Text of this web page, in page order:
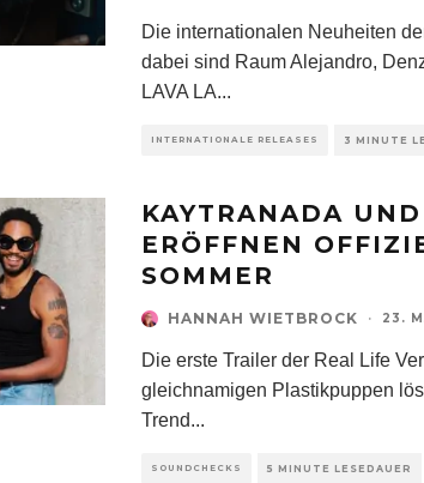
Die internationalen Neuheiten
dabei sind Raum Alejandro,
LAVA LA...
INTERNATIONALE RELEASES 3 MINUTE
KAYTRANADA
ERÖFFNEN
SOMMER
HANNAH WIETBROCK · 23.
Die erste Trailer der Real Life
gleichnamigen Plastikpuppen
Trend...
SOUNDCHECKS 5 MINUTE LESEDAUER